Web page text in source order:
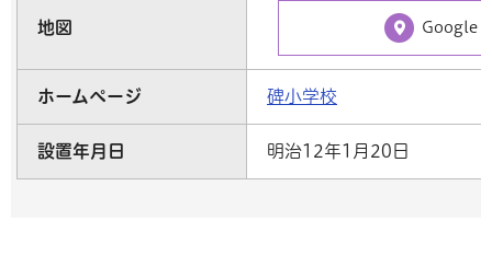
地図 Google
ホームページ 碑小学校
設置年月日 明治12年1月20日